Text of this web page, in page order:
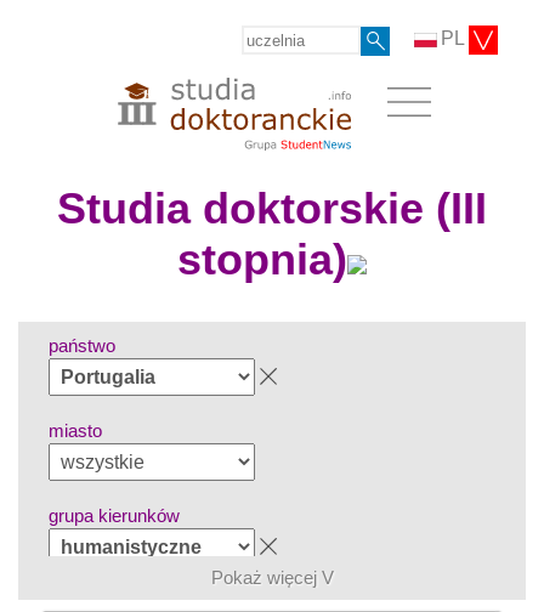
PL
Studia doktorskie (III
stopnia)
państwo
miasto
grupa kierunków
język
Pokaż więcej V